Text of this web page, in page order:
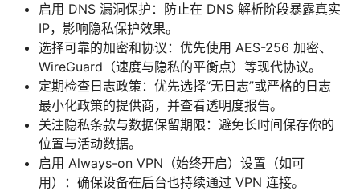
启用 DNS 漏洞保护：防止在 DNS 解析阶段暴露真实
IP，影响隐私保护效果。
选择可靠的加密和协议：优先使用 AES-256 加密、
WireGuard（速度与隐私的平衡点）等现代协议。
定期检查日志政策：优先选择“无日志”或严格的日志
最小化政策的提供商，并查看透明度报告。
关注隐私条款与数据保留期限：避免长时间保存你的
位置与活动数据。
启用 Always-on VPN（始终开启）设置（如可
用）：确保设备在后台也持续通过 VPN 连接。